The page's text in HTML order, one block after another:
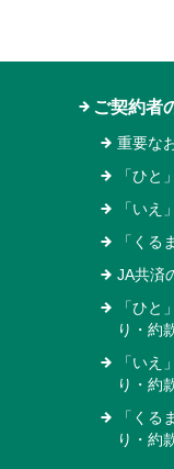
ご契約者
重要な
「ひと
「いえ
「くる
JA共済
「ひと
り・約
「いえ
り・約
「くる
り・約